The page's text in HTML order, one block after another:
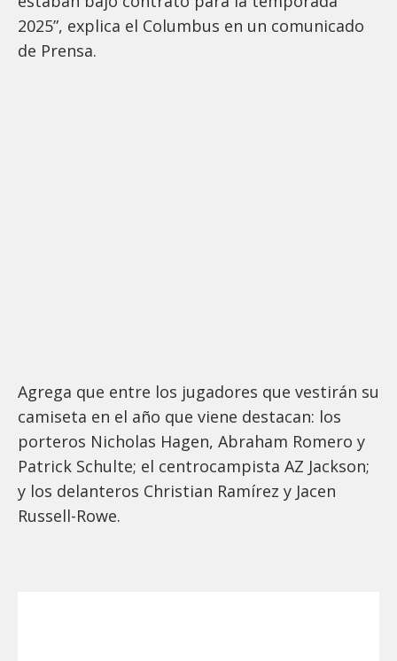
2025”, explica el Columbus en un comunicado
de Prensa.
Agrega que entre los jugadores que vestirán su
camiseta en el año que viene destacan: los
porteros Nicholas Hagen, Abraham Romero y
Patrick Schulte; el centrocampista AZ Jackson;
y los delanteros Christian Ramírez y Jacen
Russell-Rowe.